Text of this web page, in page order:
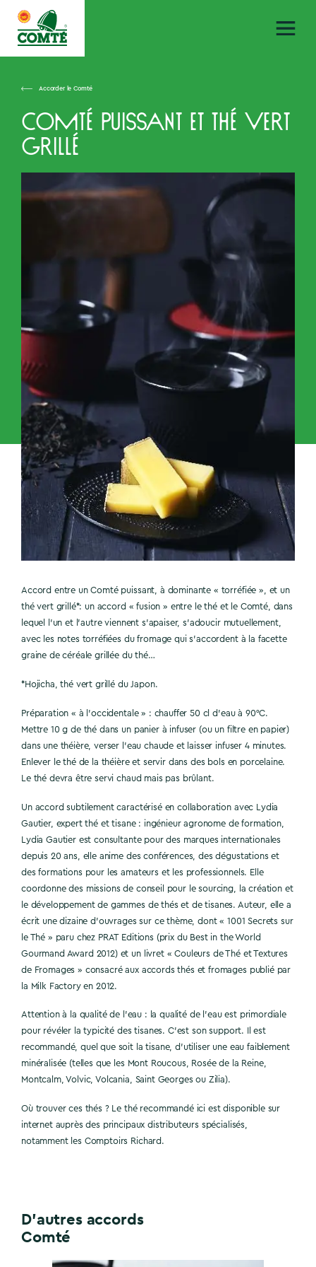
Accorder le Comté
Comté puissant et thé vert
grillé
Accord entre un Comté puissant, à dominante « torréfiée », et un
thé vert grillé*: un accord « fusion » entre le thé et le Comté, dans
lequel l’un et l’autre viennent s’apaiser, s’adoucir mutuellement,
avec les notes torréfiées du fromage qui s’accordent à la facette
graine de céréale grillée du thé…
*Hojicha, thé vert grillé du Japon.
Préparation « à l’occidentale » : chauffer 50 cl d’eau à 90°C.
Mettre 10 g de thé dans un panier à infuser (ou un filtre en papier)
dans une théière, verser l’eau chaude et laisser infuser 4 minutes.
Enlever le thé de la théière et servir dans des bols en porcelaine.
Le thé devra être servi chaud mais pas brûlant.
Un accord subtilement caractérisé en collaboration avec Lydia
Gautier, expert thé et tisane : ingénieur agronome de formation,
Lydia Gautier est consultante pour des marques internationales
depuis 20 ans, elle anime des conférences, des dégustations et
des formations pour les amateurs et les professionnels. Elle
coordonne des missions de conseil pour le sourcing, la création et
le développement de gammes de thés et de tisanes. Auteur, elle a
écrit une dizaine d’ouvrages sur ce thème, dont « 1001 Secrets sur
le Thé » paru chez PRAT Editions (prix du Best in the World
Gourmand Award 2012) et un livret « Couleurs de Thé et Textures
de Fromages » consacré aux accords thés et fromages publié par
la Milk Factory en 2012.
Attention à la qualité de l’eau : la qualité de l’eau est primordiale
pour révéler la typicité des tisanes. C’est son support. Il est
recommandé, quel que soit la tisane, d’utiliser une eau faiblement
minéralisée (telles que les Mont Roucous, Rosée de la Reine,
Montcalm, Volvic, Volcania, Saint Georges ou Zilia).
Où trouver ces thés ? Le thé recommandé ici est disponible sur
internet auprès des principaux distributeurs spécialisés,
notamment les Comptoirs Richard.
D'autres accords
Comté